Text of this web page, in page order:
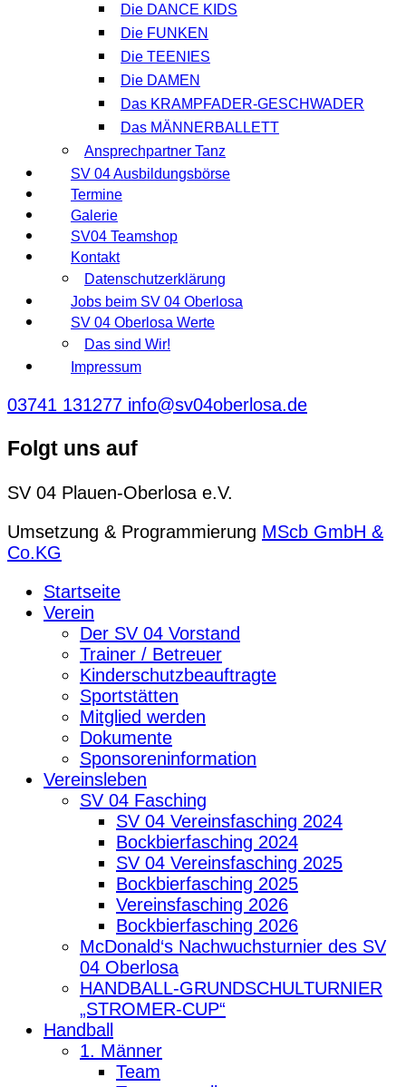
Die DANCE KIDS
Die FUNKEN
Die TEENIES
Die DAMEN
Das KRAMPFADER-GESCHWADER
Das MÄNNERBALLETT
Ansprechpartner Tanz
SV 04 Ausbildungsbörse
Termine
Galerie
SV04 Teamshop
Kontakt
Datenschutzerklärung
Jobs beim SV 04 Oberlosa
SV 04 Oberlosa Werte
Das sind Wir!
Impressum
03741 131277 info@sv04oberlosa.de
Folgt uns auf
SV 04 Plauen-Oberlosa e.V.
Umsetzung & Programmierung MScb GmbH &
Co.KG
Startseite
Verein
Der SV 04 Vorstand
Trainer / Betreuer
Kinderschutzbeauftragte
Sportstätten
Mitglied werden
Dokumente
Sponsoreninformation
Vereinsleben
SV 04 Fasching
SV 04 Vereinsfasching 2024
Bockbierfasching 2024
SV 04 Vereinsfasching 2025
Bockbierfasching 2025
Vereinsfasching 2026
Bockbierfasching 2026
McDonald‘s Nachwuchsturnier des SV
04 Oberlosa
HANDBALL-GRUNDSCHULTURNIER
„STROMER-CUP“
Handball
1. Männer
Team